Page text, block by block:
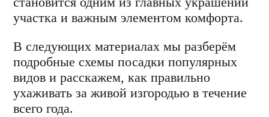
участка и важным элементом комфорта.
В следующих материалах мы разберём
подробные схемы посадки популярных
видов и расскажем, как правильно
ухаживать за живой изгородью в течение
всего года.